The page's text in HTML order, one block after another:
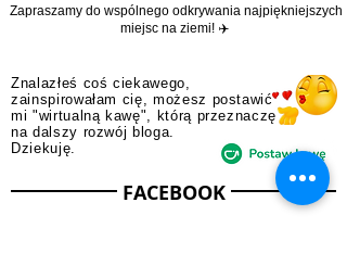
praktyczne porady, subiektywne przewodniki oraz
przepisy na niezapomniane przygody.
Zapraszamy do wspólnego odkrywania najpiękniejszych
miejsc na ziemi! ✈️
Znalazłeś coś ciekawego,
mi "wirtualną kawę", którą przeznaczę
na dalszy rozwój bloga.